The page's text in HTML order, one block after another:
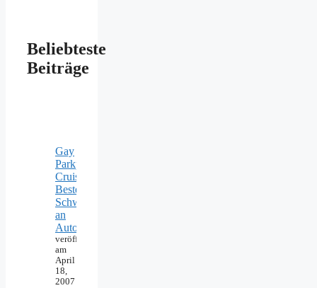
Beliebteste
Beiträge
Gay
Parkplatz
Cruising:
Beste
Schwulentreffs
an
Autobahn
veröffentlicht
am
April
18,
2007